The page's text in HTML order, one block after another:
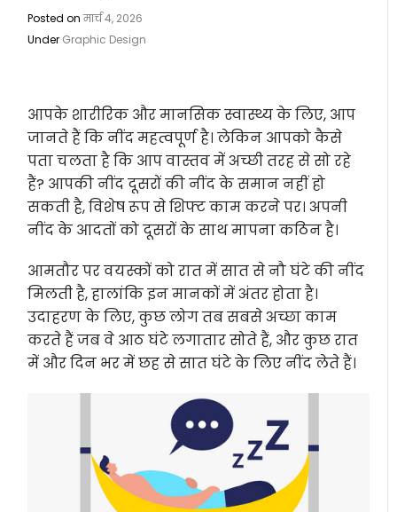
Posted onमार्च 4, 2026
Under Graphic Design
आपके शारीरिक और मानसिक स्वास्थ्य के लिए, आप
जानते हैं कि नींद महत्वपूर्ण है। लेकिन आपको कैसे
पता चलता है कि आप वास्तव में अच्छी तरह से सो रहे
हैं? आपकी नींद दूसरों की नींद के समान नहीं हो
सकती है, विशेष रूप से शिफ्ट काम करने पर। अपनी
नींद के आदतों को दूसरों के साथ मापना कठिन है।
आमतौर पर वयस्कों को रात में सात से नौ घंटे की नींद
मिलती है, हालांकि इन मानकों में अंतर होता है।
उदाहरण के लिए, कुछ लोग तब सबसे अच्छा काम
करते हैं जब वे आठ घंटे लगातार सोते हैं, और कुछ रात
में और दिन भर में छह से सात घंटे के लिए नींद लेते हैं।